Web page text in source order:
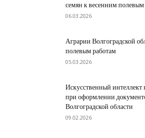
семян к весенним полевым
06.03.2026
Аграрии Волгоградской
полевым работам
05.03.2026
Искусственный
при оформлении
Волгоградской области
09.02.2026